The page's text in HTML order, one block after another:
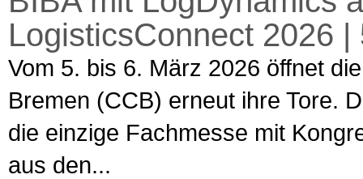
LogisticsConnect 2026
Vom 5. bis 6. März 2026 öffnet
Bremen (CCB) erneut ihre Tore.
die einzige Fachmesse mit
aus den...